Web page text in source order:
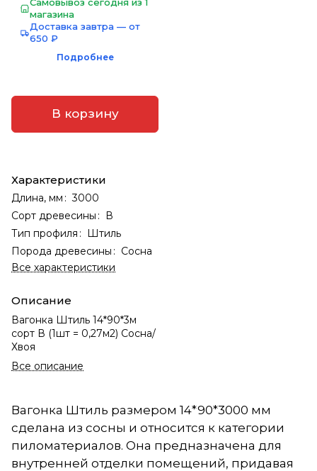
магазина
Доставка завтра — от
650 ₽
Подробнее
В корзину
Характеристики
Длина, мм : 3000
Сорт древесины : В
Тип профиля : Штиль
Порода древесины : Сосна
Все характеристики
Описание
Вагонка Штиль 14*90*3м
сорт В (1шт = 0,27м2) Сосна/
Хвоя
Все описание
Вагонка Штиль размером 14*90*3000 мм
сделана из сосны и относится к категории
пиломатериалов. Она предназначена для
внутренней отделки помещений, придавая